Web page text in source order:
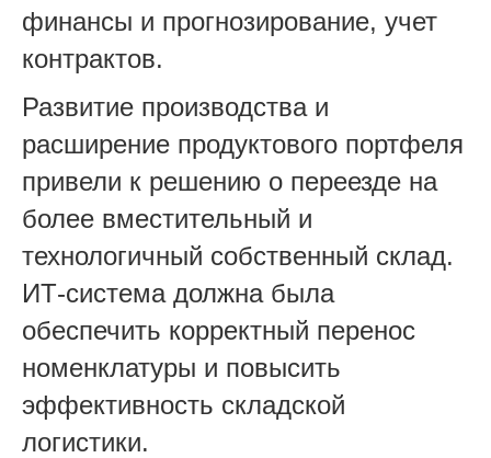
финансы и прогнозирование, учет
контрактов.
Развитие производства и
расширение продуктового портфеля
привели к решению о переезде на
более вместительный и
технологичный собственный склад.
ИТ‑система должна была
обеспечить корректный перенос
номенклатуры и повысить
эффективность складской
логистики.